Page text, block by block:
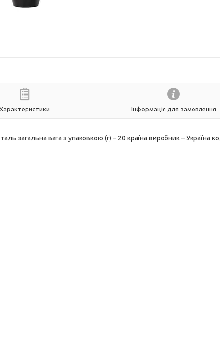
Характеристики Інформація для замовлення
загальна вага з упаковкою (г) – 20 країна виробник – Україна